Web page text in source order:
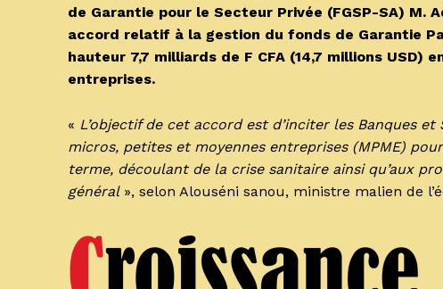
de Garantie pour le Secteur Privée (FGSP-SA) M.
accord relatif à la gestion du fonds de Garantie
hauteur 7,7 milliards de F CFA (14,7 millions USD)
entreprises.
« L’objectif de cet accord est d’inciter les Banques
micros, petites et moyennes entreprises (MPME)
terme, découlant de la crise sanitaire ainsi qu’aux
général», selon Alouséni sanou, ministre malien de